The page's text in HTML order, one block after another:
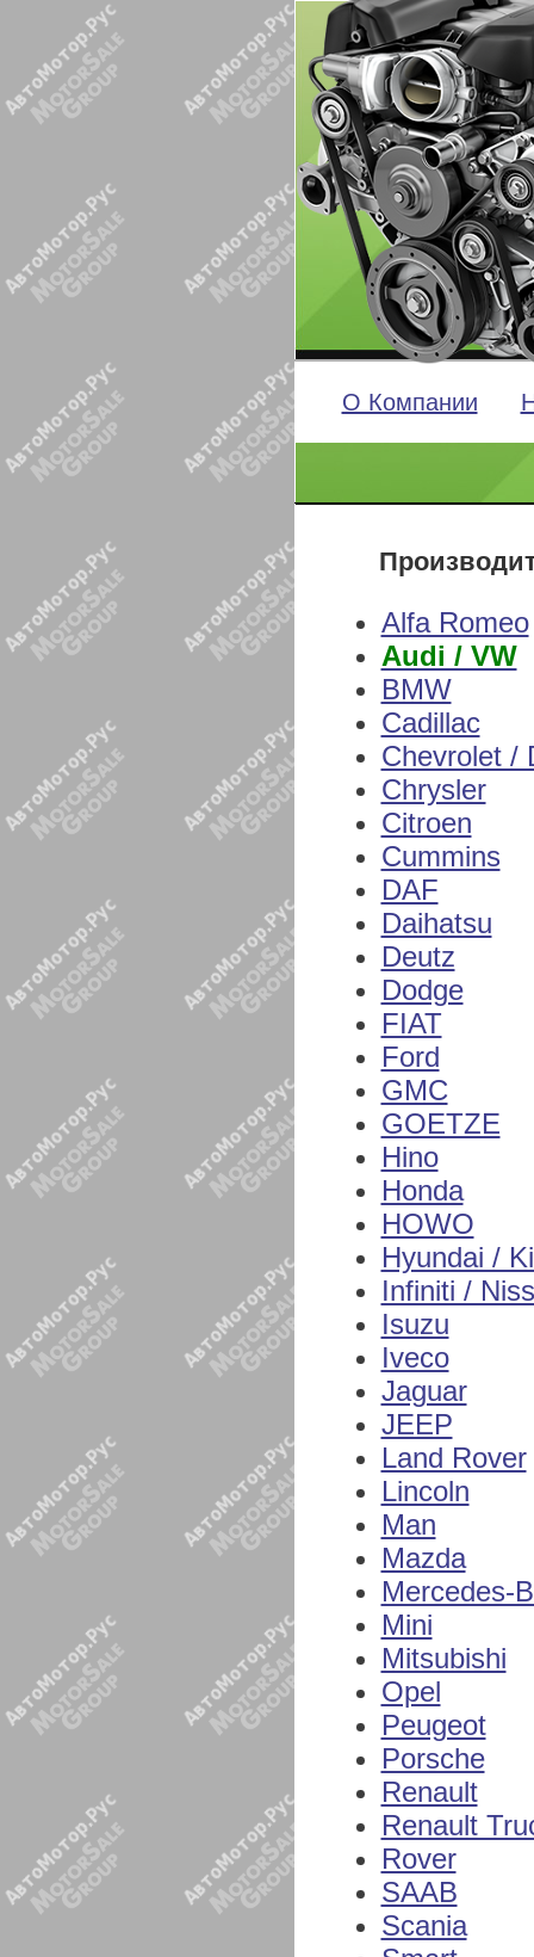
О Компании
Alfa Romeo
Audi / VW
BMW
Cadillac
Chevrolet /
Chrysler
Citroen
Cummins
DAF
Daihatsu
Deutz
Dodge
FIAT
Ford
GMC
GOETZE
Hino
Honda
HOWO
Hyundai /
Infiniti /
Isuzu
Iveco
Jaguar
JEEP
Land Rover
Lincoln
Man
Mazda
Mercedes-
Mini
Mitsubishi
Opel
Peugeot
Porsche
Renault
Renault
Rover
SAAB
Scania